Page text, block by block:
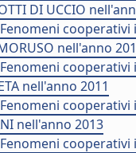
DI UCCIO
nell'anno
nell'anno 2011
nell'anno 2013